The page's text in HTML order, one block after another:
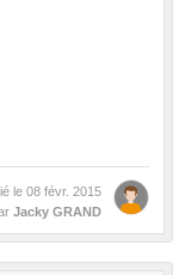
le 08 févr. 2015
Jacky GRAND